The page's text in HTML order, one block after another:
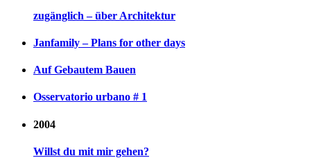
zugänglich – über Architektur
Janfamily – Plans for other days
Auf Gebautem Bauen
Osservatorio urbano # 1
2004
Willst du mit mir gehen?